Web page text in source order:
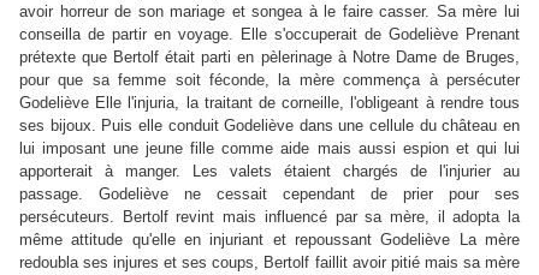
avoir horreur de son mariage et songea à le faire casser. Sa mère lui
conseilla de partir en voyage. Elle s'occuperait de Godeliève Prenant
prétexte que Bertolf était parti en pèlerinage à Notre Dame de Bruges,
pour que sa femme soit féconde, la mère commença à persécuter
Godeliève Elle l'injuria, la traitant de corneille, l'obligeant à rendre tous
ses bijoux. Puis elle conduit Godeliève dans une cellule du château en
lui imposant une jeune fille comme aide mais aussi espion et qui lui
apporterait à manger. Les valets étaient chargés de l'injurier au
passage. Godeliève ne cessait cependant de prier pour ses
persécuteurs. Bertolf revint mais influencé par sa mère, il adopta la
même attitude qu'elle en injuriant et repoussant Godeliève La mère
redoubla ses injures et ses coups, Bertolf faillit avoir pitié mais sa mère